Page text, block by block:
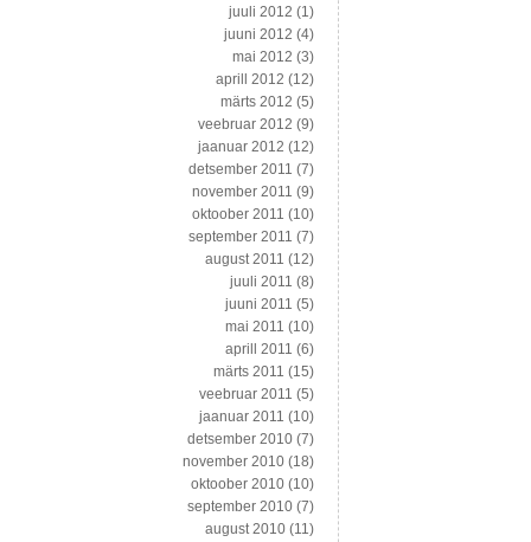
juuli 2012 (1)
juuni 2012 (4)
mai 2012 (3)
aprill 2012 (12)
märts 2012 (5)
veebruar 2012 (9)
jaanuar 2012 (12)
detsember 2011 (7)
november 2011 (9)
oktoober 2011 (10)
september 2011 (7)
august 2011 (12)
juuli 2011 (8)
juuni 2011 (5)
mai 2011 (10)
aprill 2011 (6)
märts 2011 (15)
veebruar 2011 (5)
jaanuar 2011 (10)
detsember 2010 (7)
november 2010 (18)
oktoober 2010 (10)
september 2010 (7)
august 2010 (11)